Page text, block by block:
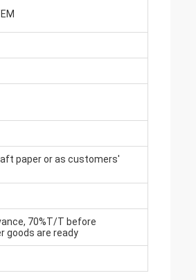
paper or as customers'
70%T/T before
goods are ready